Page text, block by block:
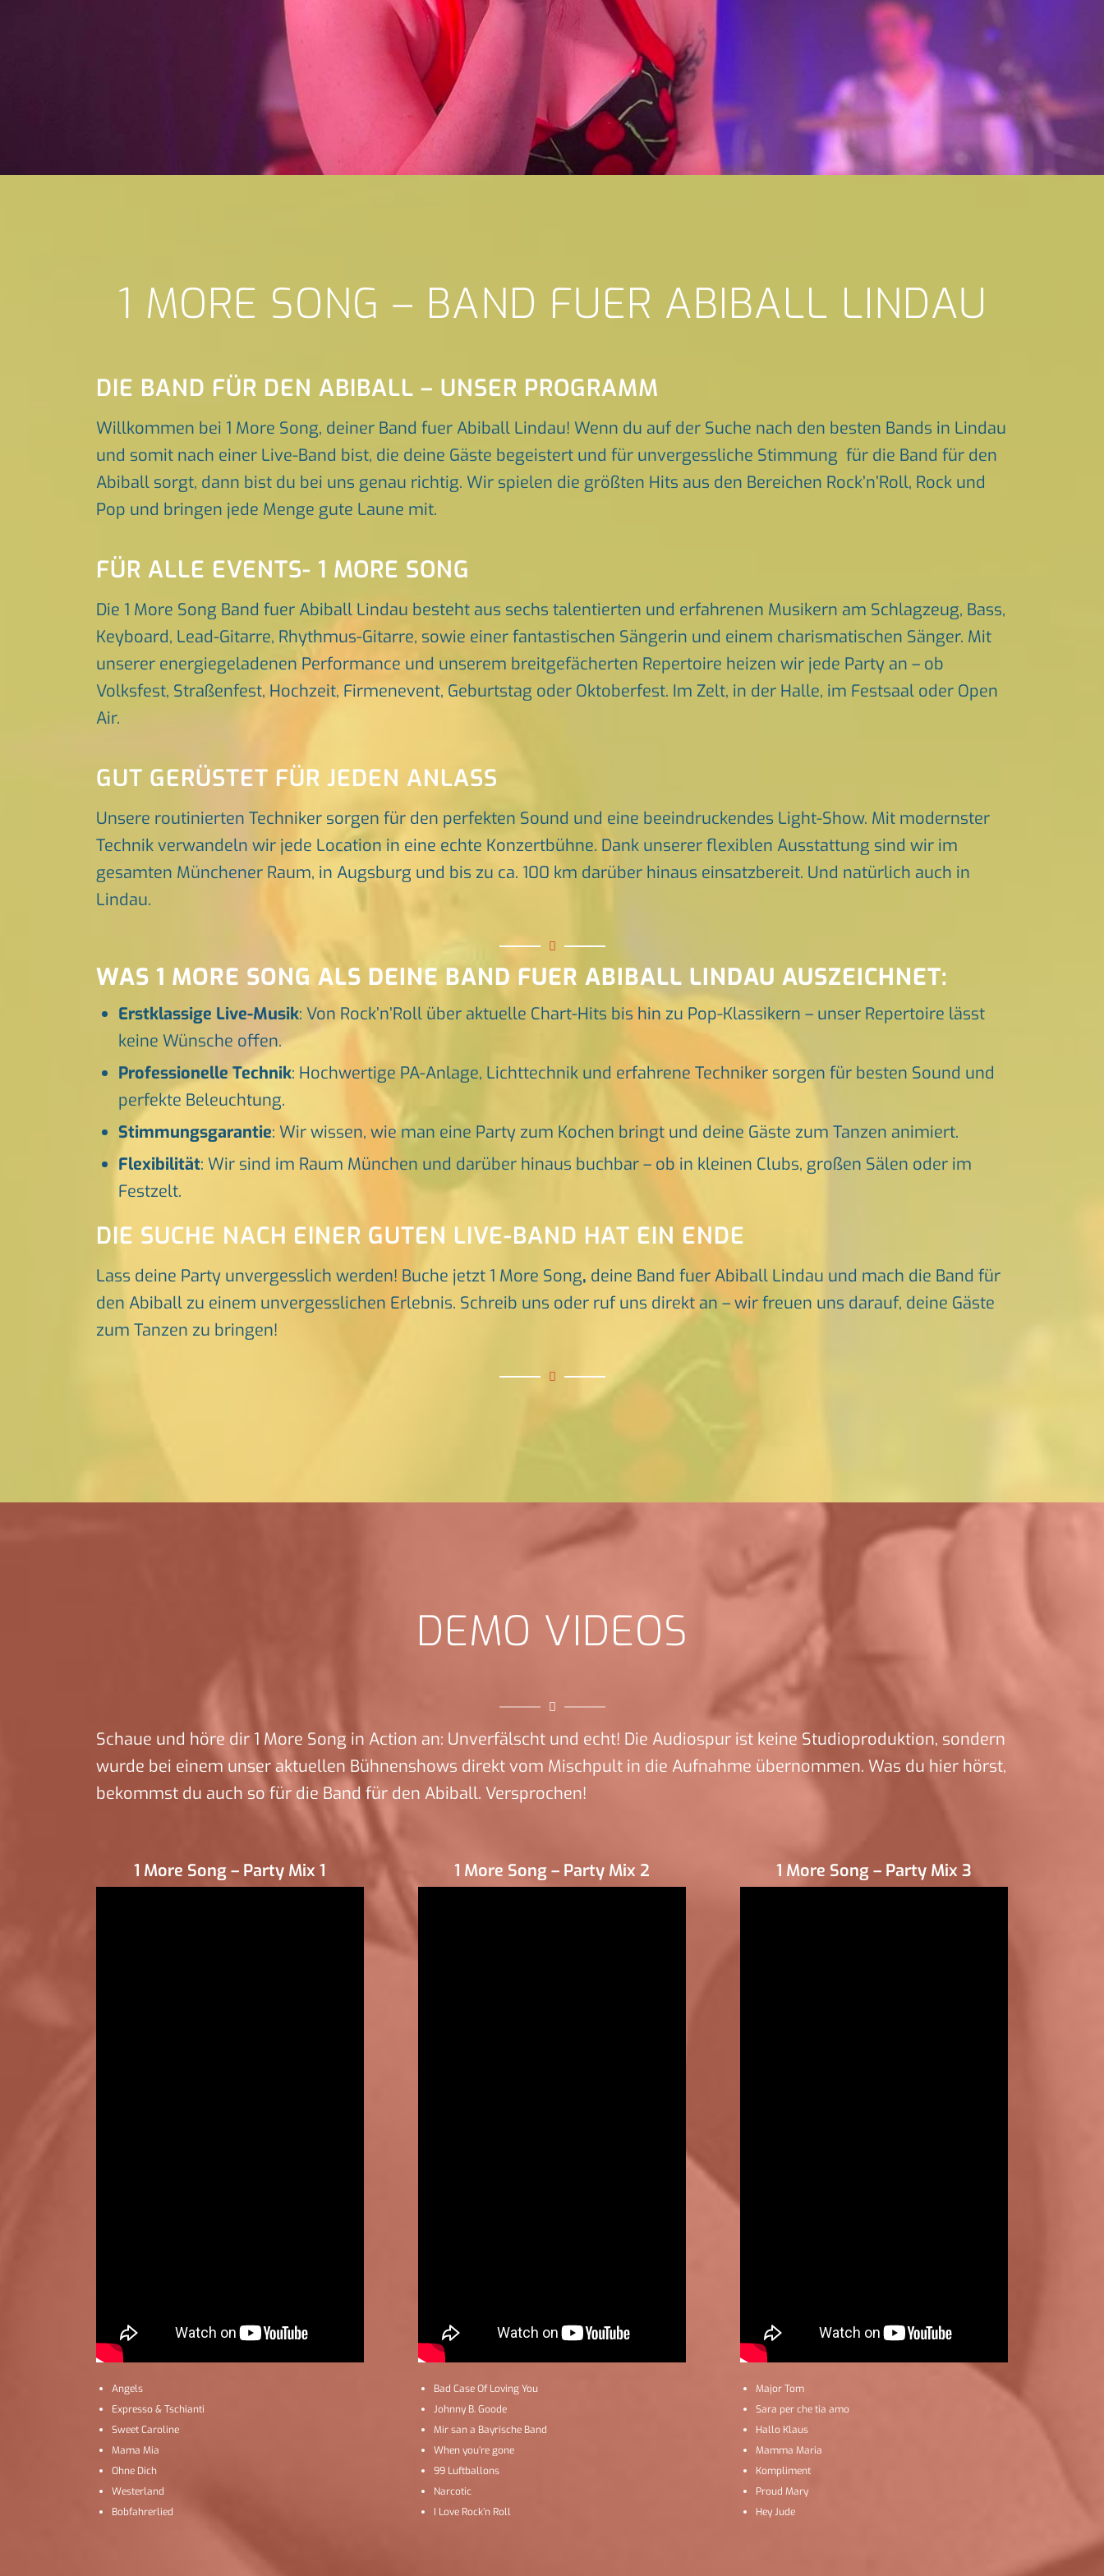
1 MORE SONG – BAND FUER ABIBALL LINDAU
DIE BAND FÜR DEN ABIBALL – UNSER PROGRAMM
Willkommen bei 1 More Song, deiner Band fuer Abiball Lindau! Wenn du auf der Suche nach den besten Bands in Lindau
und somit nach einer Live-Band bist, die deine Gäste begeistert und für unvergessliche Stimmung für die Band für den
Abiball sorgt, dann bist du bei uns genau richtig. Wir spielen die größten Hits aus den Bereichen Rock’n’Roll, Rock und
Pop und bringen jede Menge gute Laune mit.
FÜR ALLE EVENTS- 1 MORE SONG
Die 1 More Song Band fuer Abiball Lindau besteht aus sechs talentierten und erfahrenen Musikern am Schlagzeug, Bass,
Keyboard, Lead-Gitarre, Rhythmus-Gitarre, sowie einer fantastischen Sängerin und einem charismatischen Sänger. Mit
unserer energiegeladenen Performance und unserem breitgefächerten Repertoire heizen wir jede Party an – ob
Volksfest, Straßenfest, Hochzeit, Firmenevent, Geburtstag oder Oktoberfest. Im Zelt, in der Halle, im Festsaal oder Open
Air.
GUT GERÜSTET FÜR JEDEN ANLASS
Unsere routinierten Techniker sorgen für den perfekten Sound und eine beeindruckendes Light-Show. Mit modernster
Technik verwandeln wir jede Location in eine echte Konzertbühne. Dank unserer flexiblen Ausstattung sind wir im
gesamten Münchener Raum, in Augsburg und bis zu ca. 100 km darüber hinaus einsatzbereit. Und natürlich auch in
Lindau.
WAS 1 MORE SONG ALS DEINE BAND FUER ABIBALL LINDAU AUSZEICHNET:
Erstklassige Live-Musik: Von Rock’n’Roll über aktuelle Chart-Hits bis hin zu Pop-Klassikern – unser Repertoire lässt
keine Wünsche offen.
Professionelle Technik: Hochwertige PA-Anlage, Lichttechnik und erfahrene Techniker sorgen für besten Sound und
perfekte Beleuchtung.
Stimmungsgarantie: Wir wissen, wie man eine Party zum Kochen bringt und deine Gäste zum Tanzen animiert.
Flexibilität: Wir sind im Raum München und darüber hinaus buchbar – ob in kleinen Clubs, großen Sälen oder im
Festzelt.
DIE SUCHE NACH EINER GUTEN LIVE-BAND HAT EIN ENDE
Lass deine Party unvergesslich werden! Buche jetzt 1 More Song, deine Band fuer Abiball Lindau und mach die Band für
den Abiball zu einem unvergesslichen Erlebnis. Schreib uns oder ruf uns direkt an – wir freuen uns darauf, deine Gäste
zum Tanzen zu bringen!
DEMO VIDEOS
Schaue und höre dir 1 More Song in Action an: Unverfälscht und echt! Die Audiospur ist keine Studioproduktion, sondern
wurde bei einem unser aktuellen Bühnenshows direkt vom Mischpult in die Aufnahme übernommen. Was du hier hörst,
bekommst du auch so für die Band für den Abiball. Versprochen!
1 More Song – Party Mix 1
Angels
Expresso & Tschianti
Sweet Caroline
Mama Mia
Ohne Dich
Westerland
Bobfahrerlied
1 More Song – Party Mix 2
Bad Case Of Loving You
Johnny B. Goode
Mir san a Bayrische Band
When you’re gone
99 Luftballons
Narcotic
I Love Rock’n Roll
1 More Song – Party Mix 3
Major Tom
Sara per che tia amo
Hallo Klaus
Mamma Maria
Kompliment
Proud Mary
Hey Jude